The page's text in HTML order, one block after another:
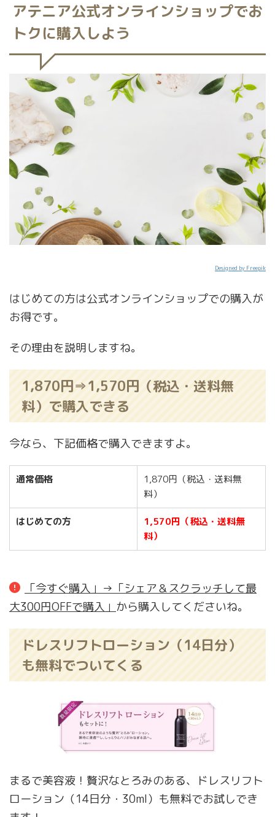
アテニア公式オンラインショップでお
トクに購入しよう
Designed by Freepik
はじめての方は公式オンラインショップでの購入が
お得です。
その理由を説明しますね。
1,870円⇒1,570円（税込・送料無
料）で購入できる
今なら、下記価格で購入できますよ。
通常価格
1,870円（税込・送料無
料）
はじめての方
1,570円（税込・送料無
料）
「今すぐ購入」→「シェア＆スクラッチして最
大300円OFFで購入」 から購入してくださいね。
ドレスリフトローション（14日分）
も無料でついてくる
まるで美容液！贅沢なとろみのある、ドレスリフト
ローション（14日分・30ml）も無料でお試しでき